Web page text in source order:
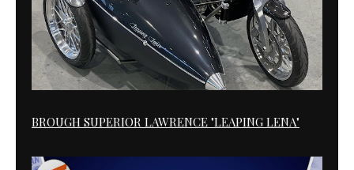
BROUGH SUPERIOR LAWRENCE "LEAPING LENA"